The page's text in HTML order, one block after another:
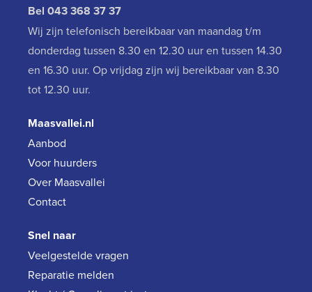
Bel 043 368 37 37
Wij zijn telefonisch bereikbaar van maandag t/m
donderdag tussen 8.30 en 12.30 uur en tussen 14.30
en 16.30 uur. Op vrijdag zijn wij bereikbaar van 8.30
tot 12.30 uur.
Maasvallei.nl
Aanbod
Voor huurders
Over Maasvallei
Contact
Snel naar
Veelgestelde vragen
Reparatie melden